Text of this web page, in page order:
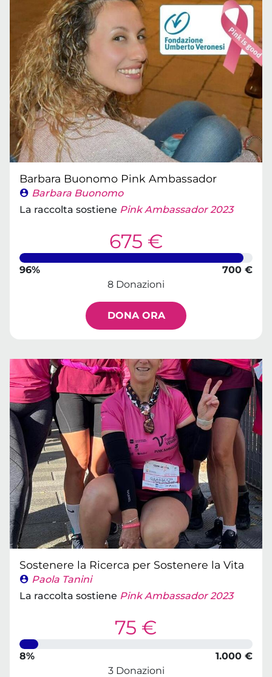
Barbara Buonomo Pink Ambassador
Barbara Buonomo
La raccolta sostiene Pink Ambassador 2023
675 €
96%
700 €
8 Donazioni
DONA ORA
Sostenere la Ricerca per Sostenere la Vita
Paola Tanini
La raccolta sostiene Pink Ambassador 2023
75 €
8%
1.000 €
3 Donazioni